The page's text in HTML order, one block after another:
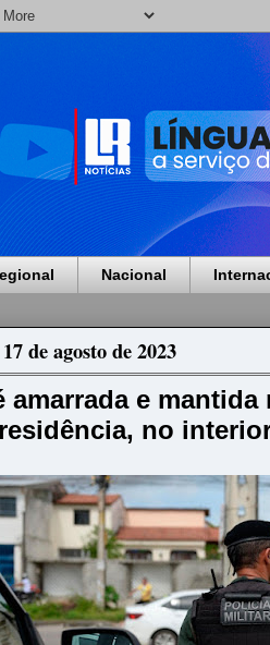
Nacional
de agosto de 2023
amarrada e mantida
no